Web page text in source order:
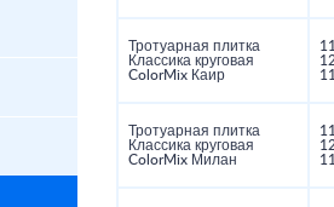
Тротуарная плитка
Классика круговая
ColorMix Каир
Тротуарная плитка
Классика круговая
ColorMix Милан